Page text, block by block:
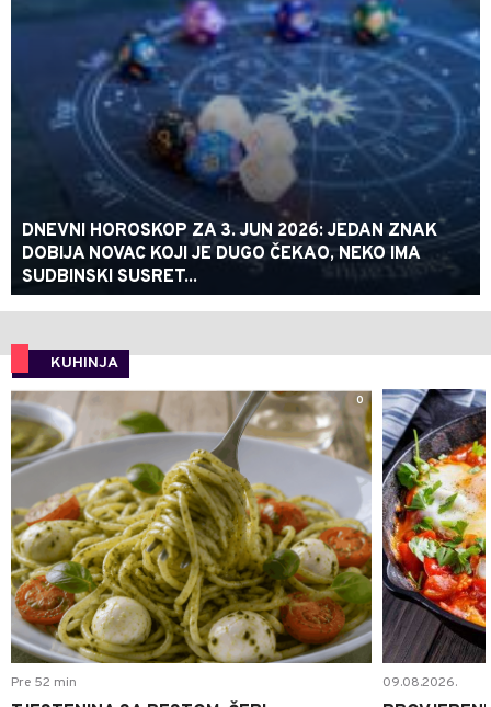
DNEVNI HOROSKOP ZA 3. JUN 2026: JEDAN ZNAK
DOBIJA NOVAC KOJI JE DUGO ČEKAO, NEKO IMA
SUDBINSKI SUSRET...
KUHINJA
0
Pre 52 min 09.08.2026.